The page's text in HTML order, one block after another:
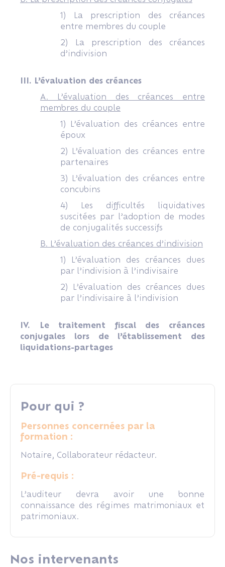
1) La prescription des créances
entre membres du couple
2) La prescription des créances
d’indivision
III. L’évaluation des créances
A. L’évaluation des créances entre
membres du couple
1) L’évaluation des créances entre
époux
2) L’évaluation des créances entre
partenaires
3) L’évaluation des créances entre
concubins
4) Les difficultés liquidatives
suscitées par l’adoption de modes
de conjugalités successifs
B. L’évaluation des créances d’indivision
1) L’évaluation des créances dues
par l’indivision à l’indivisaire
2) L’évaluation des créances dues
par l’indivisaire à l’indivision
IV. Le traitement fiscal des créances
conjugales lors de l’établissement des
liquidations-partages
Pour qui ?
Personnes concernées par la
formation :
Notaire, Collaborateur rédacteur.
Pré-requis :
L’auditeur devra avoir une bonne
connaissance des régimes matrimoniaux et
patrimoniaux.
Nos intervenants